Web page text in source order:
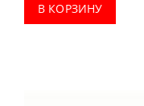
В КОРЗИНУ